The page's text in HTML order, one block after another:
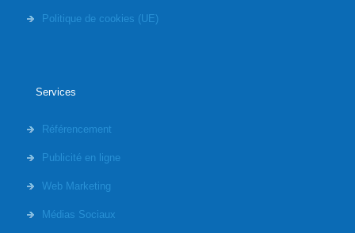
Politique de cookies (UE)
Services
Référencement
Publicité en ligne
Web Marketing
Médias Sociaux